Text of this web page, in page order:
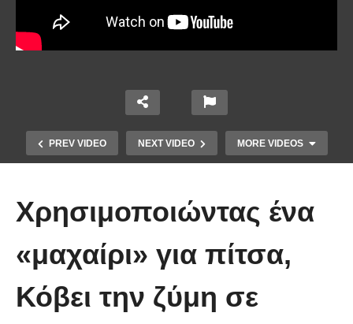
PREV VIDEO NEXT VIDEO MORE VIDEOS
Με αυτόν τον τρόπο μπορείτε να
Χρησιμοποιώντας ένα
«μαχαίρι» για πίτσα,
Κόβει την ζύμη σε